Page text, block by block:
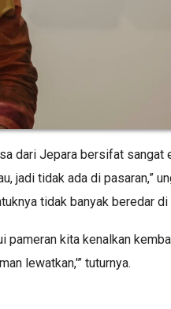
dari Jepara bersifat
jadi tidak ada di pasaran,”
tidak banyak beredar
pameran kita kenalkan
lewatkan,'” tuturnya.